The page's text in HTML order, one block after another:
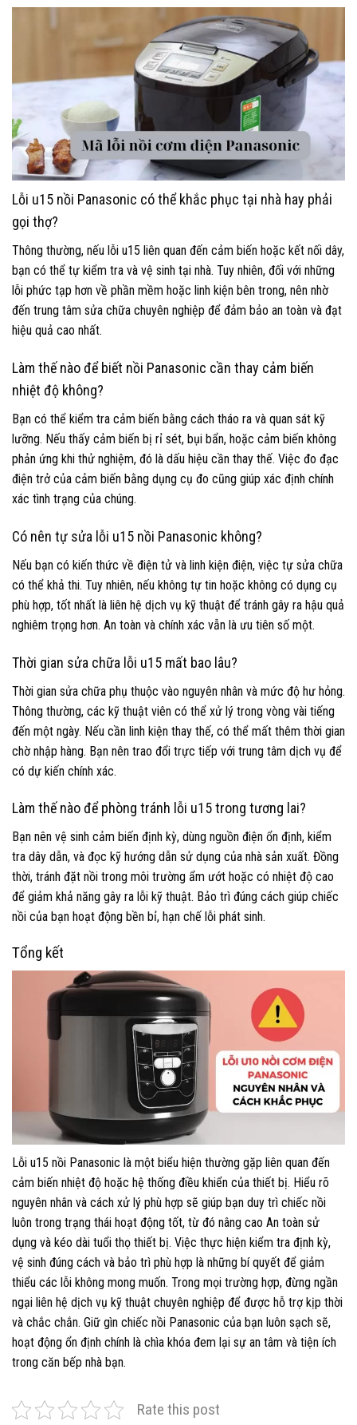
Lỗi u15 nồi Panasonic có thể khắc phục tại nhà hay phải
gọi thợ?
Thông thường, nếu lỗi u15 liên quan đến cảm biến hoặc kết nối dây,
bạn có thể tự kiểm tra và vệ sinh tại nhà. Tuy nhiên, đối với những
lỗi phức tạp hơn về phần mềm hoặc linh kiện bên trong, nên nhờ
đến trung tâm sửa chữa chuyên nghiệp để đảm bảo an toàn và đạt
hiệu quả cao nhất.
Làm thế nào để biết nồi Panasonic cần thay cảm biến
nhiệt độ không?
Bạn có thể kiểm tra cảm biến bằng cách tháo ra và quan sát kỹ
lưỡng. Nếu thấy cảm biến bị rỉ sét, bụi bẩn, hoặc cảm biến không
phản ứng khi thử nghiệm, đó là dấu hiệu cần thay thế. Việc đo đạc
điện trở của cảm biến bằng dụng cụ đo cũng giúp xác định chính
xác tình trạng của chúng.
Có nên tự sửa lỗi u15 nồi Panasonic không?
Nếu bạn có kiến thức về điện tử và linh kiện điện, việc tự sửa chữa
có thể khả thi. Tuy nhiên, nếu không tự tin hoặc không có dụng cụ
phù hợp, tốt nhất là liên hệ dịch vụ kỹ thuật để tránh gây ra hậu quả
nghiêm trọng hơn. An toàn và chính xác vẫn là ưu tiên số một.
Thời gian sửa chữa lỗi u15 mất bao lâu?
Thời gian sửa chữa phụ thuộc vào nguyên nhân và mức độ hư hỏng.
Thông thường, các kỹ thuật viên có thể xử lý trong vòng vài tiếng
đến một ngày. Nếu cần linh kiện thay thế, có thể mất thêm thời gian
chờ nhập hàng. Bạn nên trao đổi trực tiếp với trung tâm dịch vụ để
có dự kiến chính xác.
Làm thế nào để phòng tránh lỗi u15 trong tương lai?
Bạn nên vệ sinh cảm biến định kỳ, dùng nguồn điện ổn định, kiểm
tra dây dẫn, và đọc kỹ hướng dẫn sử dụng của nhà sản xuất. Đồng
thời, tránh đặt nồi trong môi trường ẩm ướt hoặc có nhiệt độ cao
để giảm khả năng gây ra lỗi kỹ thuật. Bảo trì đúng cách giúp chiếc
nồi của bạn hoạt động bền bỉ, hạn chế lỗi phát sinh.
Tổng kết
Lỗi u15 nồi Panasonic là một biểu hiện thường gặp liên quan đến
cảm biến nhiệt độ hoặc hệ thống điều khiển của thiết bị. Hiểu rõ
nguyên nhân và cách xử lý phù hợp sẽ giúp bạn duy trì chiếc nồi
luôn trong trạng thái hoạt động tốt, từ đó nâng cao An toàn sử
dụng và kéo dài tuổi thọ thiết bị. Việc thực hiện kiểm tra định kỳ,
vệ sinh đúng cách và bảo trì phù hợp là những bí quyết để giảm
thiểu các lỗi không mong muốn. Trong mọi trường hợp, đừng ngần
ngại liên hệ dịch vụ kỹ thuật chuyên nghiệp để được hỗ trợ kịp thời
và chắc chắn. Giữ gìn chiếc nồi Panasonic của bạn luôn sạch sẽ,
hoạt động ổn định chính là chìa khóa đem lại sự an tâm và tiện ích
trong căn bếp nhà bạn.
Rate this post